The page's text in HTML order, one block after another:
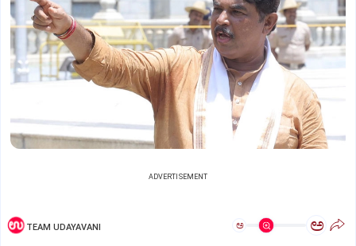
ADVERTISEMENT
TEAM UDAYAVANI ಅ ಅ